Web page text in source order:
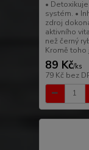
•
systém. •
zdroj
aktivního
než černý
Kromě toho
89 Kč/ks
79 Kč bez